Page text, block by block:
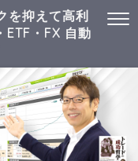
を抑えて高利
ETF・FX 自動